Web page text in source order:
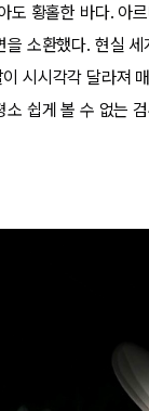
도 황홀한 바다. 아
을 소환했다. 현실
시시각각 달라져
소 쉽게 볼 수 없는